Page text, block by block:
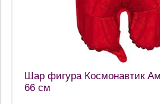
Шар фигура Космонавтик
66 см